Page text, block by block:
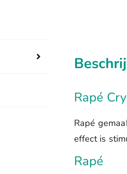
Rapé
Rapé
effect is
Rapé